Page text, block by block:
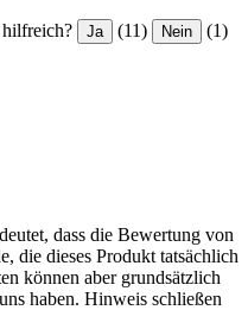
Ja (11) Nein (1)
dass die Bewertung von
die dieses Produkt tatsächlich
können aber grundsätzlich
haben. Hinweis schließen